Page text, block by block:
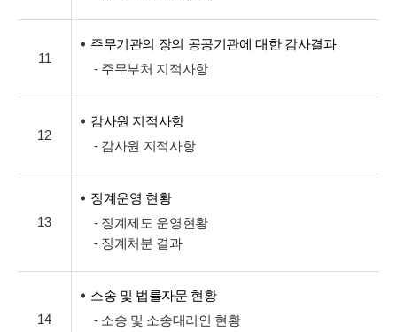
11
주무기관의 장의 공공기관에 대한 감사결과
- 주무부처 지적사항
12
감사원 지적사항
- 감사원 지적사항
13
징계운영 현황
- 징계제도 운영현황
- 징계처분 결과
14
소송 및 법률자문 현황
- 소송 및 소송대리인 현황